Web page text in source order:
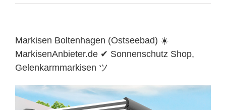
Markisen Boltenhagen (Ostseebad) ☀️
MarkisenAnbieter.de ✔ Sonnenschutz Shop,
Gelenkarmmarkisen ツ